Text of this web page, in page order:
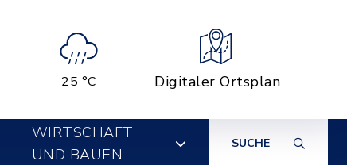
25 °C Digitaler Ortsplan
WIRTSCHAFT
UND BAUEN
SUCHE